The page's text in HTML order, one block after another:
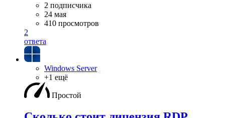
2 подписчика
24 мая
410 просмотров
2
ответа
Windows Server
+1 ещё
Простой